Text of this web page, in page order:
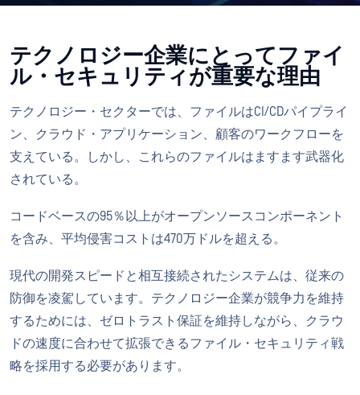
テクノロジー企業にとってファイ
ル・セキュリティが重要な理由
テクノロジー・セクターでは、ファイルはCI/CDパイプライ
ン、クラウド・アプリケーション、顧客のワークフローを
支えている。しかし、これらのファイルはますます武器化
されている。
コードベースの95％以上がオープンソースコンポーネント
を含み、平均侵害コストは470万ドルを超える。
現代の開発スピードと相互接続されたシステムは、従来の
防御を凌駕しています。テクノロジー企業が競争力を維持
するためには、ゼロトラスト保証を維持しながら、クラウ
ドの速度に合わせて拡張できるファイル・セキュリティ戦
略を採用する必要があります。